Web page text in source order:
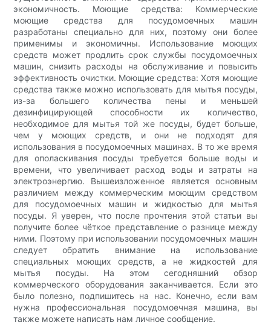
экономичность. Моющие средства: Коммерческие
моющие средства для посудомоечных машин
разработаны специально для них, поэтому они более
применимы и экономичны. Использование моющих
средств может продлить срок службы посудомоечных
машин, снизить расходы на обслуживание и повысить
эффективность очистки. Моющие средства: Хотя моющие
средства также можно использовать для мытья посуды,
из-за большего количества пены и меньшей
дезинфицирующей способности их количество,
необходимое для мытья той же посуды, будет больше,
чем у моющих средств, и они не подходят для
использования в посудомоечных машинах. В то же время
для ополаскивания посуды требуется больше воды и
времени, что увеличивает расход воды и затраты на
электроэнергию. Вышеизложенное является основным
различием между коммерческим моющим средством
для посудомоечных машин и жидкостью для мытья
посуды. Я уверен, что после прочтения этой статьи вы
получите более чёткое представление о разнице между
ними. Поэтому при использовании посудомоечных машин
следует обратить внимание на использование
специальных моющих средств, а не жидкостей для
мытья посуды. На этом сегодняшний обзор
коммерческого оборудования заканчивается. Если это
было полезно, подпишитесь на нас. Конечно, если вам
нужна профессиональная посудомоечная машина, вы
также можете написать нам личное сообщение.